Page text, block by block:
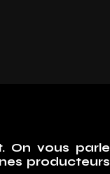
On vous parle
producteurs